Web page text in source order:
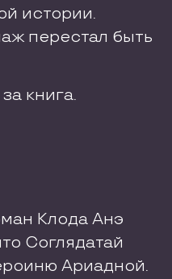
истории.
перестал быть
книга.
Клода Анэ
Соглядатай
Ариадной.